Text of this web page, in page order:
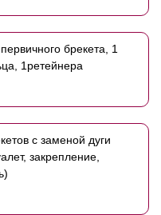
брекета, 1
1ретейнера
с заменой дуги
закрепление,